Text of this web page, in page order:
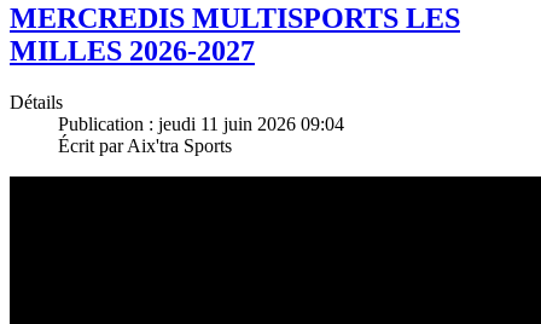
MERCREDIS MULTISPORTS LES
MILLES 2026-2027
Détails
Publication : jeudi 11 juin 2026 09:04
Écrit par Aix'tra Sports